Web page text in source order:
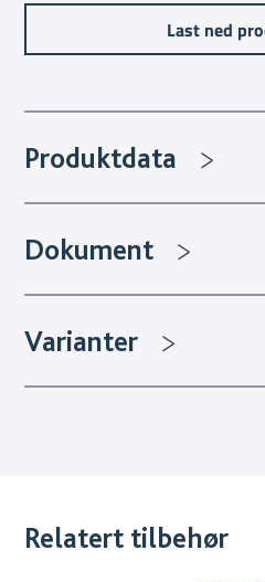
Last ned
Produktdata
Dokument
Varianter
Relatert tilbehør